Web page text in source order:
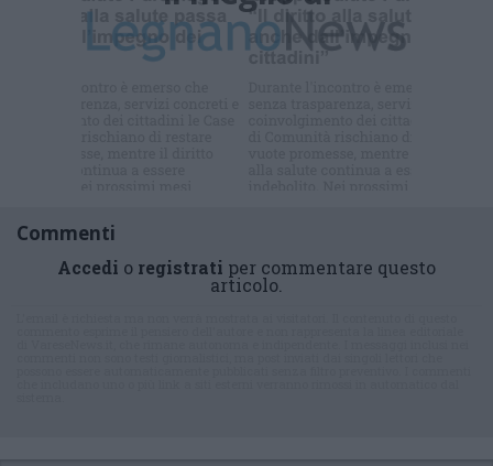
Commenti
Accedi o registrati per commentare questo
articolo.